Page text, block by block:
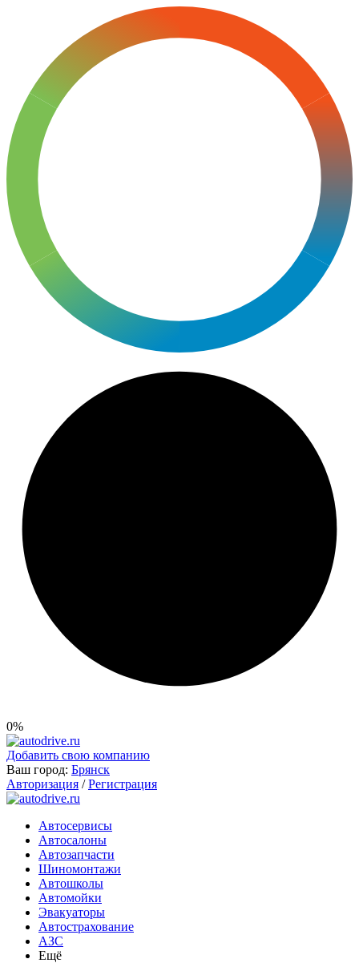
0%
Добавить свою компанию
Ваш город: Брянск
Авторизация / Регистрация
Автосервисы
Автосалоны
Автозапчасти
Шиномонтажи
Автошколы
Автомойки
Эвакуаторы
Автострахование
АЗС
Ещё